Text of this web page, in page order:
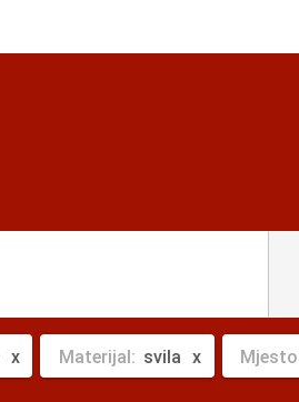
Materijal: svila